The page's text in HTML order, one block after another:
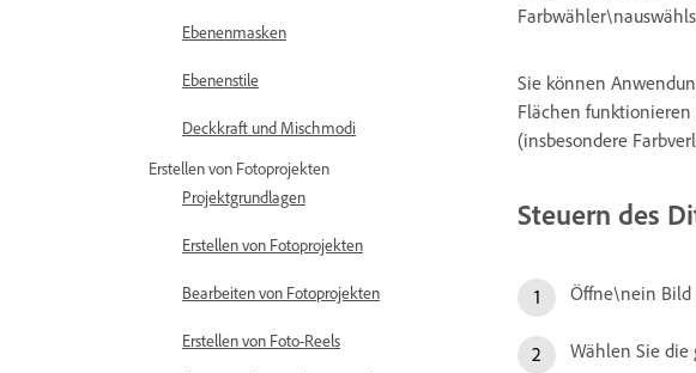
Ebenenmasken
Ebenenstile
Deckkraft und Mischmodi
Erstellen von Fotoprojekten
Projektgrundlagen
Erstellen von Fotoprojekten
Bearbeiten von Fotoprojekten
Erstellen von Foto-Reels
Sie können
Flächen
(insbesondere
Steuern des
Öffne\nein Bild
Wählen Sie